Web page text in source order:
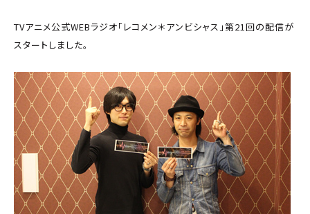
TVアニメ公式WEBラジオ「レコメン＊アンビシャス」第21回の配信が
スタートしました。